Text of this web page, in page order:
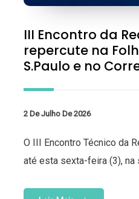
III Encontro da
repercute na
S.Paulo e no
2 De Julho De 2026
O III Encontro Técnico da
até esta sexta-feira (3), na